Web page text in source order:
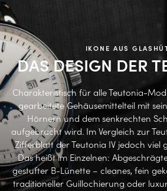
IKONE AUS
DAS DESIGN DER
Charakteristisch für alle Teutonia-
gearbeitete Gehäusemittelteil mit
Hörnern und dem senkrechten
aufgebracht wird. Im Vergleich zur
Zifferblatt der Teutonia IV jedoch viel
Das heißt im Einzelnen:
gestufter B-Lünette – cleanes, fein
traditioneller Guillochierung oder